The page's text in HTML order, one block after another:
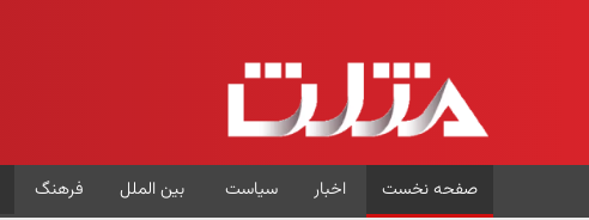
صفحه نخست اخبار سیاست بین الملل فرهنگ